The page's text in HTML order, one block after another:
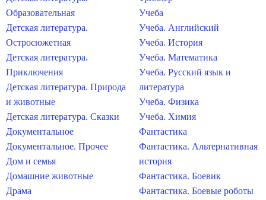
Образовательная
Детская литература.
Остросюжетная
Детская литература.
Приключения
Детская литература. Природа
и животные
Детская литература. Сказки
Документальное
Документальное. Прочее
Дом и семья
Домашние животные
Драма
Учеба
Учеба. Английский
Учеба. История
Учеба. Математика
Учеба. Русский язык и
литература
Учеба. Физика
Учеба. Химия
Фантастика
Фантастика. Альтернативная
история
Фантастика. Боевик
Фантастика. Боевые роботы